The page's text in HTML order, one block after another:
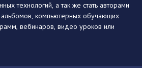
технологий, а так же стать авторами
компьютерных обучающих
вебинаров, видео уроков или